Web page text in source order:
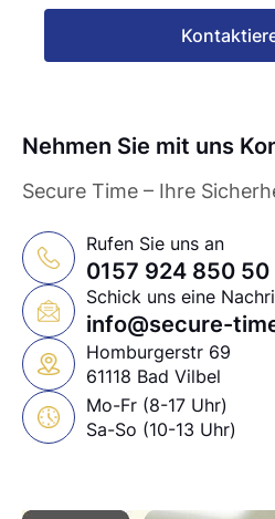
Nehmen Sie mit uns
Secure Time – Ihre
Rufen Sie uns an
0157 924 850 50
Schick uns eine
info@secure-
Homburgerstr 69
61118 Bad Vilbel
Mo-Fr (8-17 Uhr)
Sa-So (10-13 Uhr)